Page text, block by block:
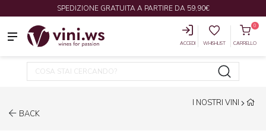
SPEDIZIONE GRATUITA A PARTIRE DA 59,90€
ACCEDI WHISHLIST
0
CARRELLO
BACK
I NOSTRI VINI